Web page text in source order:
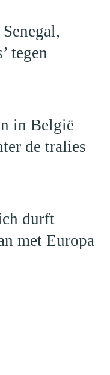
tegen
in België
de tralies
durft
met Europa